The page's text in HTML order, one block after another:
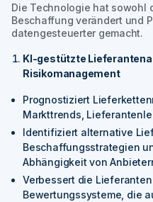
Die Technologie hat sowohl
Beschaffung verändert und
datengesteuerter gemacht.
KI-gestützte
Risikomanagement
Prognostiziert
Markttrends,
Identifiziert alternative
Beschaffungsstrategien
Abhängigkeit von
Verbessert die
Bewertungssysteme, die